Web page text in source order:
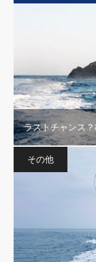
ラストチャンス
その他